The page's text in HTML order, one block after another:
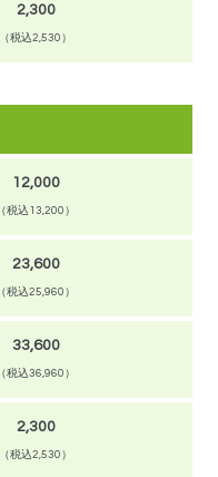
2,300
（税込2,530）
12,000
（税込13,200）
23,600
（税込25,960）
33,600
（税込36,960）
2,300
（税込2,530）